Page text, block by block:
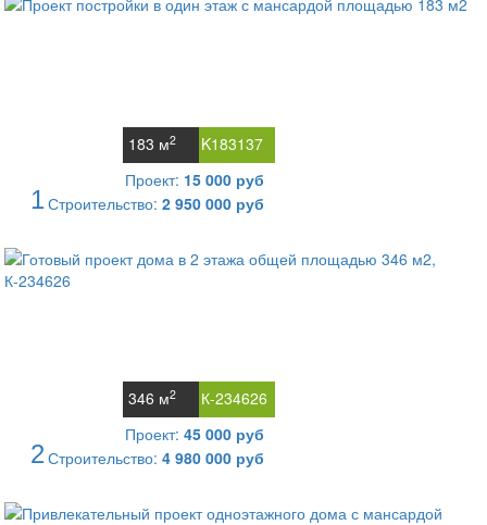
K183137
183 м2
1
Проект: 15 000 руб
Строительство: 2 950 000 руб
К-234626
346 м2
2
Проект: 45 000 руб
Строительство: 4 980 000 руб